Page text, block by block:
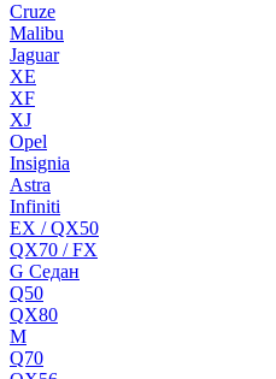
Cruze
Malibu
Jaguar
XE
XF
XJ
Opel
Insignia
Astra
Infiniti
EX / QX50
QX70 / FX
G Cедан
Q50
QX80
M
Q70